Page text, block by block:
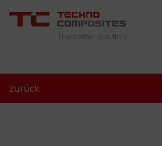
zurück